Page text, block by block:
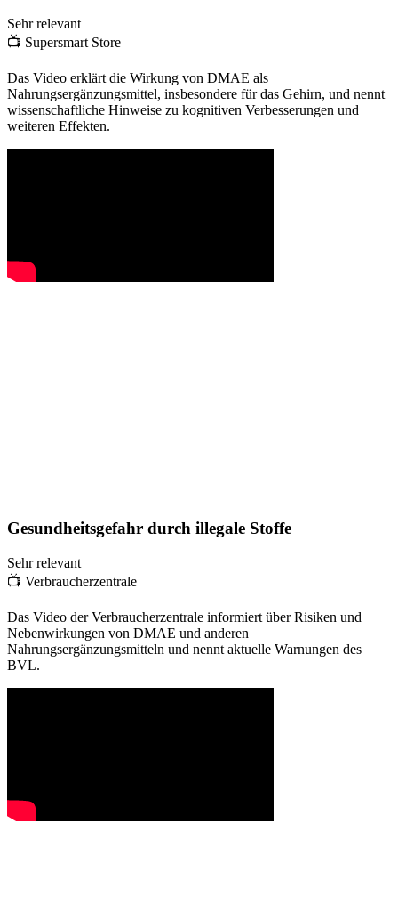
Sehr relevant
📺 Supersmart Store
Das Video erklärt die Wirkung von DMAE als
Nahrungsergänzungsmittel, insbesondere für das Gehirn, und nennt
wissenschaftliche Hinweise zu kognitiven Verbesserungen und
weiteren Effekten.
Gesundheitsgefahr durch illegale Stoffe
Sehr relevant
📺 Verbraucherzentrale
Das Video der Verbraucherzentrale informiert über Risiken und
Nebenwirkungen von DMAE und anderen
Nahrungsergänzungsmitteln und nennt aktuelle Warnungen des
BVL.